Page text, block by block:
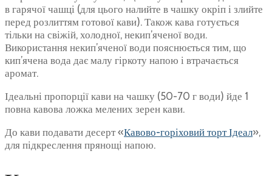
в гарячої чашці (для цього налийте в чашку окріп і злийте
перед розлиттям готової кави). Також кава готується
тільки на свіжій, холодної, некип’яченої води.
Використання некип’яченої води пояснюється тим, що
кип’ячена вода дає малу гіркоту напою і втрачається
аромат.
Ідеальні пропорції кави на чашку (50-70 г води) йде 1
повна кавова ложка мелених зерен кави.
До кави подавати десерт «Кавово-горіховий торт Ідеал»,
для підкреслення прянощі напою.